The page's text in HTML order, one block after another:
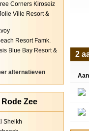
Corners Kiroseiz
Ville Resort &
Resort Famk.
Blue Bay Resort &
alternatieven
Rode Zee
Sheikh
2